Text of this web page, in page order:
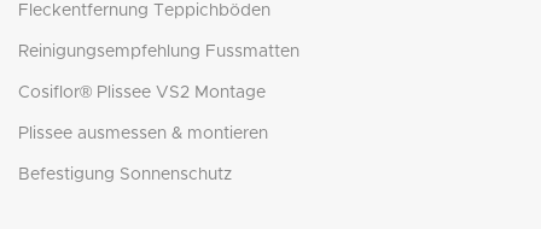
Fleckentfernung Teppichböden
Reinigungsempfehlung Fussmatten
Cosiflor® Plissee VS2 Montage
Plissee ausmessen & montieren
Befestigung Sonnenschutz